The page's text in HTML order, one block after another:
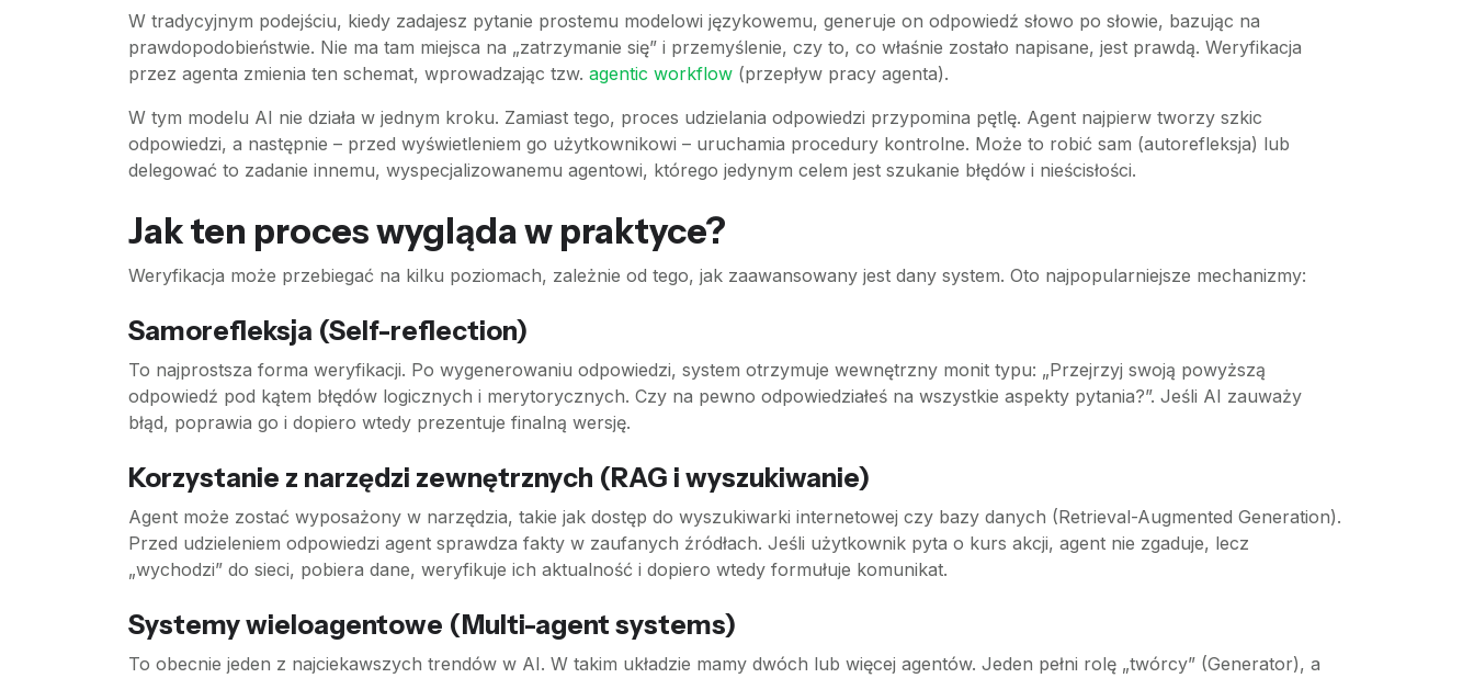
W tradycyjnym podejściu, kiedy zadajesz pytanie prostemu modelowi językowemu, generuje on odpowiedź słowo po słowie, bazując na
prawdopodobieństwie. Nie ma tam miejsca na „zatrzymanie się” i przemyślenie, czy to, co właśnie zostało napisane, jest prawdą. Weryfikacja
przez agenta zmienia ten schemat, wprowadzając tzw. agentic workflow (przepływ pracy agenta).
W tym modelu AI nie działa w jednym kroku. Zamiast tego, proces udzielania odpowiedzi przypomina pętlę. Agent najpierw tworzy szkic
odpowiedzi, a następnie – przed wyświetleniem go użytkownikowi – uruchamia procedury kontrolne. Może to robić sam (autorefleksja) lub
delegować to zadanie innemu, wyspecjalizowanemu agentowi, którego jedynym celem jest szukanie błędów i nieścisłości.
Jak ten proces wygląda w praktyce?
Weryfikacja może przebiegać na kilku poziomach, zależnie od tego, jak zaawansowany jest dany system. Oto najpopularniejsze mechanizmy:
Samorefleksja (Self-reflection)
To najprostsza forma weryfikacji. Po wygenerowaniu odpowiedzi, system otrzymuje wewnętrzny monit typu: „Przejrzyj swoją powyższą
odpowiedź pod kątem błędów logicznych i merytorycznych. Czy na pewno odpowiedziałeś na wszystkie aspekty pytania?”. Jeśli AI zauważy
błąd, poprawia go i dopiero wtedy prezentuje finalną wersję.
Korzystanie z narzędzi zewnętrznych (RAG i wyszukiwanie)
Agent może zostać wyposażony w narzędzia, takie jak dostęp do wyszukiwarki internetowej czy bazy danych (Retrieval-Augmented Generation).
Przed udzieleniem odpowiedzi agent sprawdza fakty w zaufanych źródłach. Jeśli użytkownik pyta o kurs akcji, agent nie zgaduje, lecz
„wychodzi” do sieci, pobiera dane, weryfikuje ich aktualność i dopiero wtedy formułuje komunikat.
Systemy wieloagentowe (Multi-agent systems)
To obecnie jeden z najciekawszych trendów w AI. W takim układzie mamy dwóch lub więcej agentów. Jeden pełni rolę „twórcy” (Generator), a